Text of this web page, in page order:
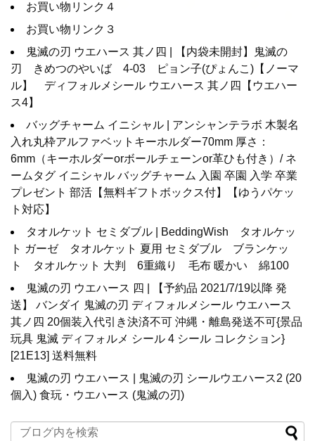
お買い物リンク４
お買い物リンク３
鬼滅の刃 ウエハース 其ノ四 | 【内袋未開封】鬼滅の
刃 きめつのやいば 4-03 ピョン子(ぴょんこ)【ノーマ
ル】 ディフォルメシール ウエハース 其ノ四【ウエハー
ス4】
バッグチャーム イニシャル | アンシャンテラボ 木製名
入れ丸枠アルファベットキーホルダー70mm 厚さ：
6mm（キーホルダーorボールチェーンor革ひも付き）/ ネ
ームタグ イニシャル バッグチャーム 入園 卒園 入学 卒業
プレゼント 部活【無料ギフトボックス付】【ゆうパケッ
ト対応】
タオルケット セミダブル | BeddingWish タオルケッ
ト ガーゼ タオルケット 夏用 セミダブル ブランケッ
ト タオルケット 大判 6重織り 毛布 暖かい 綿100
鬼滅の刃 ウエハース 四 | 【予約品 2021/7/19以降 発
送】 バンダイ 鬼滅の刃 ディフォルメシール ウエハース
其ノ四 20個装入代引き決済不可 沖縄・離島発送不可{景品
玩具 鬼滅 ディフォルメ シール 4 シール コレクション}
[21E13] 送料無料
鬼滅の刃 ウエハース | 鬼滅の刃 シールウエハース2 (20
個入) 食玩・ウエハース (鬼滅の刃)